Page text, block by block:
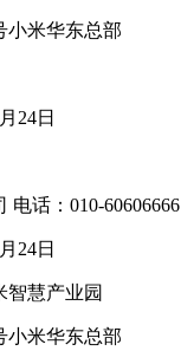
小米华东总部
24日
话：010-60606666
24日
智慧产业园
小米华东总部